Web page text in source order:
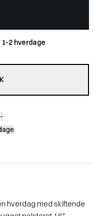
1-2 hverdage
hverdag med skiftende